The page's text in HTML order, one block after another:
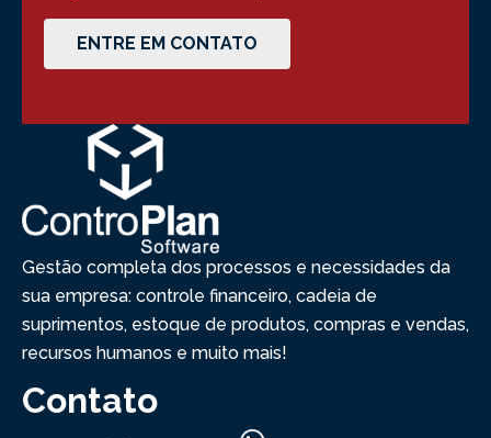
ENTRE EM CONTATO
Gestão completa dos processos e necessidades da
sua empresa: controle financeiro, cadeia de
suprimentos, estoque de produtos, compras e vendas,
recursos humanos e muito mais!
Contato